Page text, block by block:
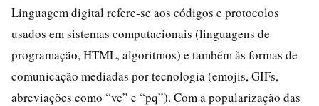
Linguagem digital refere-se aos códigos e protocolos
usados em sistemas computacionais (linguagens de
programação, HTML, algoritmos) e também às formas de
comunicação mediadas por tecnologia (emojis, GIFs,
abreviações como “vc” e “pq”). Com a popularização das